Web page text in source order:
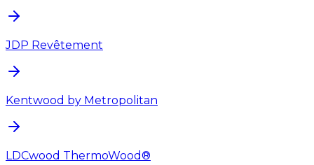
JDP Revêtement
Kentwood by Metropolitan
LDCwood ThermoWood®